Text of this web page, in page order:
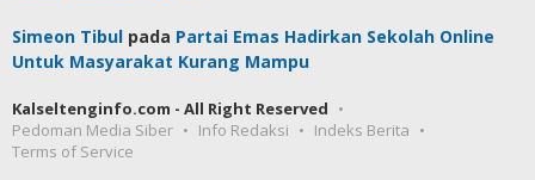
Simeon Tibul pada Partai Emas Hadirkan Sekolah Online
Untuk Masyarakat Kurang Mampu
Kalseltenginfo.com - All Right Reserved
Pedoman Media Siber
Info Redaksi
Indeks Berita
Terms of Service